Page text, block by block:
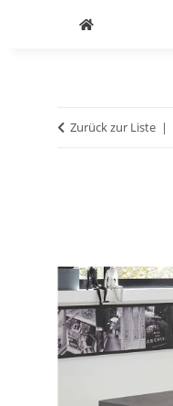
Zurück zur Liste